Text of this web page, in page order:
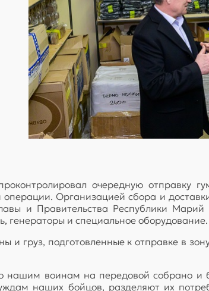
очередную отправку
Организацией сбора и
и Правительства Республики
генераторы и специальное оборудование.
и груз, подготовленные к отправке в
нашим воинам на передовой собрано
наших бойцов, разделяют их